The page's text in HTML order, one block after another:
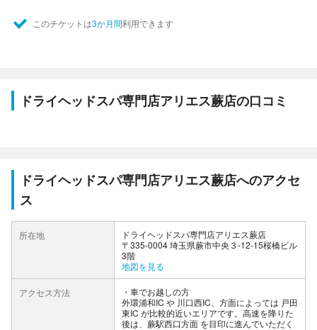
このチケットは3か月間利用できます
ドライヘッドスパ専門店アリエス蕨店の口コミ
ドライヘッドスパ専門店アリエス蕨店へのアクセ
ス
所在地
ドライヘッドスパ専門店アリエス蕨店
〒335-0004 埼玉県蕨市中央３-12-15桜橋ビル
3階
地図を見る
アクセス方法
車でお越しの方
外環浦和IC や 川口西IC、方面によっては 戸田
東IC が比較的近いエリアです。高速を降りた
後は、蕨駅西口方面 を目印に進んでいただく